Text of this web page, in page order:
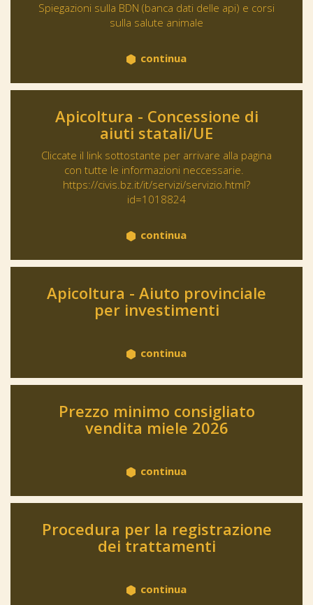
Spiegazioni sulla BDN (banca dati delle api) e corsi
sulla salute animale
continua
Apicoltura - Concessione di
aiuti statali/UE
Cliccate il link sottostante per arrivare alla pagina
con tutte le informazioni neccessarie.
https://civis.bz.it/it/servizi/servizio.html?
id=1018824
continua
Apicoltura - Aiuto provinciale
per investimenti
continua
Prezzo minimo consigliato
vendita miele 2026
continua
Procedura per la registrazione
dei trattamenti
continua